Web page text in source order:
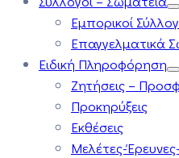
Εμπορικοί
Επαγγελματικά
Ειδική Πληροφόρηση
Ζητήσεις –
Προκηρύξεις
Εκθέσεις
Μελέτες-